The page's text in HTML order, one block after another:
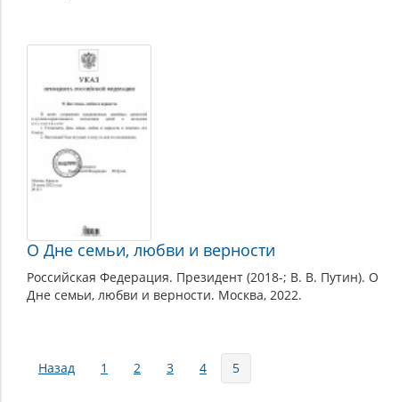
О Дне семьи, любви и верности
Российская Федерация. Президент (2018-; В. В. Путин). О
Дне семьи, любви и верности. Москва, 2022.
Страницы
Назад 1 2 3 4 5